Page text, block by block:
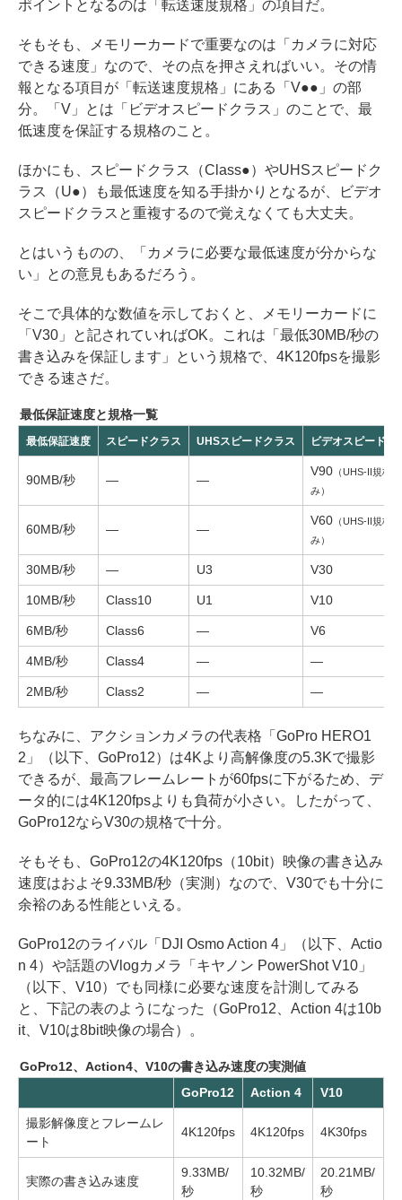
ポイントとなるのは「転送速度規格」の項目だ。
そもそも、メモリーカードで重要なのは「カメラに対応
できる速度」なので、その点を押さえればいい。その情
報となる項目が「転送速度規格」にある「V●●」の部
分。「V」とは「ビデオスピードクラス」のことで、最
低速度を保証する規格のこと。
ほかにも、スピードクラス（Class●）やUHSスピードク
ラス（U●）も最低速度を知る手掛かりとなるが、ビデオ
スピードクラスと重複するので覚えなくても大丈夫。
とはいうものの、「カメラに必要な最低速度が分からな
い」との意見もあるだろう。
そこで具体的な数値を示しておくと、メモリーカードに
「V30」と記されていればOK。これは「最低30MB/秒の
書き込みを保証します」という規格で、4K120fpsを撮影
できる速さだ。
最低保証速度と規格一覧
最低保証速度 スピードクラス UHSスピードクラス ビデオスピードク
90MB/秒 — —
V90（UHS-II規格の
み）
60MB/秒 — —
V60（UHS-II規格の
み）
30MB/秒 — U3 V30
10MB/秒 Class10 U1 V10
6MB/秒 Class6 — V6
4MB/秒 Class4 — —
2MB/秒 Class2 — —
ちなみに、アクションカメラの代表格「GoPro HERO1
2」（以下、GoPro12）は4Kより高解像度の5.3Kで撮影
できるが、最高フレームレートが60fpsに下がるため、デ
ータ的には4K120fpsよりも負荷が小さい。したがって、
GoPro12ならV30の規格で十分。
そもそも、GoPro12の4K120fps（10bit）映像の書き込み
速度はおよそ9.33MB/秒（実測）なので、V30でも十分に
余裕のある性能といえる。
GoPro12のライバル「DJI Osmo Action 4」（以下、Actio
n 4）や話題のVlogカメラ「キヤノン PowerShot V10」
（以下、V10）でも同様に必要な速度を計測してみる
と、下記の表のようになった（GoPro12、Action 4は10b
it、V10は8bit映像の場合）。
GoPro12、Action4、V10の書き込み速度の実測値
GoPro12
Action 4 V10
撮影解像度とフレームレ
ート
4K120fps 4K120fps 4K30fps
実際の書き込み速度
9.33MB/
秒
10.32MB/
秒
20.21MB/
秒